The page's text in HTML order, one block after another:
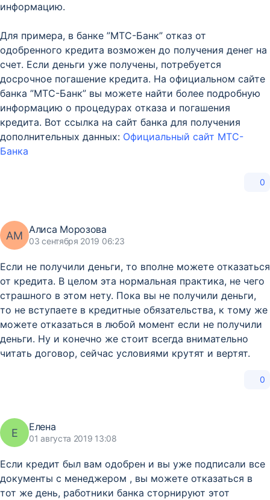
информацию.
Для примера, в банке ”МТС-Банк” отказ от
одобренного кредита возможен до получения денег на
счет. Если деньги уже получены, потребуется
досрочное погашение кредита. На официальном сайте
банка ”МТС-Банк” вы можете найти более подробную
информацию о процедурах отказа и погашения
кредита. Вот ссылка на сайт банка для получения
дополнительных данных: Официальный сайт МТС-
Банка
0
АМ Алиса Морозова
03 сентября 2019 06:23
Если не получили деньги, то вполне можете отказаться
от кредита. В целом эта нормальная практика, не чего
страшного в этом нету. Пока вы не получили деньги,
то не вступаете в кредитные обязательства, к тому же
можете отказаться в любой момент если не получили
деньги. Ну и конечно же стоит всегда внимательно
читать договор, сейчас условиями крутят и вертят.
0
Е Елена
01 августа 2019 13:08
Если кредит был вам одобрен и вы уже подписали все
документы с менеджером , вы можете отказаться в
тот же день, работники банка сторнируют этот